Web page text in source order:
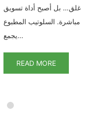
غلق… بل أصبح أداة تسويق
مباشرة. السلوتيب المطبوع
يجمع...
READ MORE